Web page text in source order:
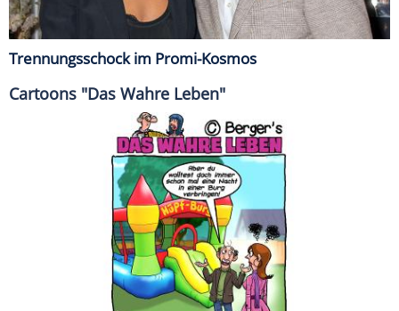
Trennungsschock im Promi-Kosmos
Cartoons "Das Wahre Leben"